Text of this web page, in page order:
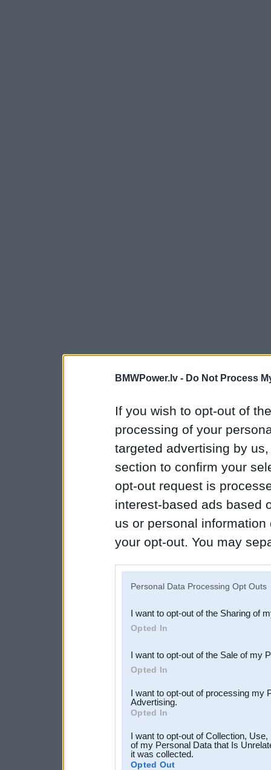
BMWPower.lv - Do Not Process
If you wish to opt-out of
processing of your
targeted advertising by
section to confirm your
opt-out request is
interest-based ads based
us or personal
your opt-out. You may
Downstream Participants
third parties.
Personal Data Processing Opt Outs
I want to opt-out of the Sharing of
Opted In
I want to opt-out of the Sale of my
Opted In
I want to opt-out of processing my
Advertising.
Opted In
I want to opt-out of Collection,
of my Personal Data that Is
it was collected.
Opted Out